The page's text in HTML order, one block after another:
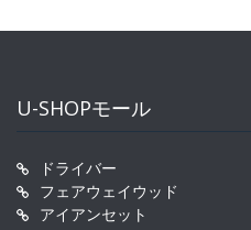
U-SHOPモール
ドライバー
フェアウェイウッド
アイアンセット